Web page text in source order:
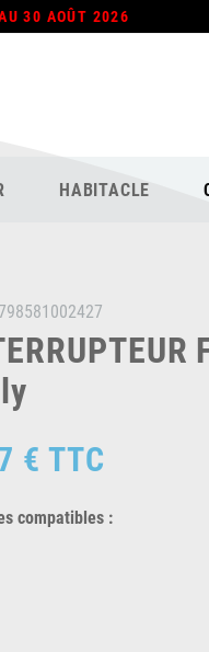
30 AOÛT 2026
HABITACLE
€ TTC
compatibles :